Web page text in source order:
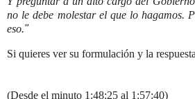
no le debe molestar el que lo hagamos.
eso."
Si quieres ver su formulación y la
(Desde el minuto 1:48:25 al 1:57:40)